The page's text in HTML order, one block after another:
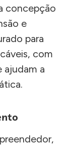
concepção
e
para
com
ajudam a